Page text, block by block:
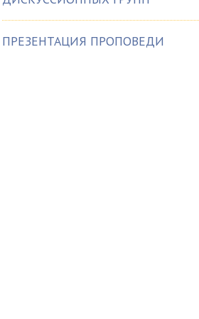
ПРЕЗЕНТАЦИЯ ПРОПОВЕДИ